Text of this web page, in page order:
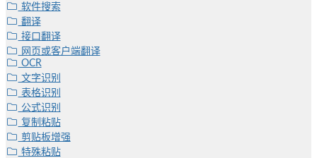
软件搜索
翻译
接口翻译
网页或客户端翻译
OCR
文字识别
表格识别
公式识别
复制粘贴
剪贴板增强
特殊粘贴